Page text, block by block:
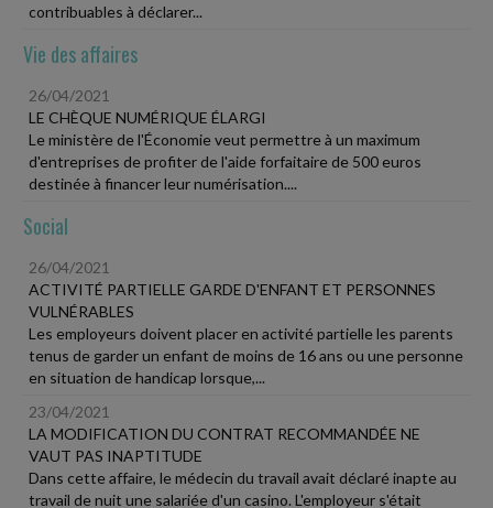
contribuables à déclarer...
Vie des affaires
26/04/2021
LE CHÈQUE NUMÉRIQUE ÉLARGI
Le ministère de l'Économie veut permettre à un maximum
d'entreprises de profiter de l'aide forfaitaire de 500 euros
destinée à financer leur numérisation....
Social
26/04/2021
ACTIVITÉ PARTIELLE GARDE D'ENFANT ET PERSONNES
VULNÉRABLES
Les employeurs doivent placer en activité partielle les parents
tenus de garder un enfant de moins de 16 ans ou une personne
en situation de handicap lorsque,...
23/04/2021
LA MODIFICATION DU CONTRAT RECOMMANDÉE NE
VAUT PAS INAPTITUDE
Dans cette affaire, le médecin du travail avait déclaré inapte au
travail de nuit une salariée d'un casino. L'employeur s'était